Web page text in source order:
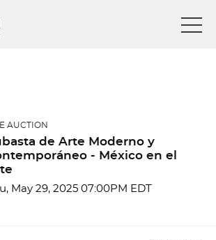
AUCTION
de Arte Moderno y
- México en el
May 29, 2025 07:00PM EDT